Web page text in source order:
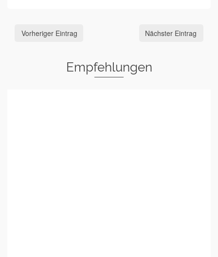
Vorheriger Eintrag Nächster Eintrag
Empfehlungen